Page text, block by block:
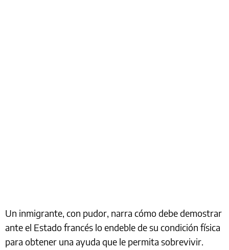
Un inmigrante, con pudor, narra cómo debe demostrar
ante el Estado francés lo endeble de su condición física
para obtener una ayuda que le permita sobrevivir.